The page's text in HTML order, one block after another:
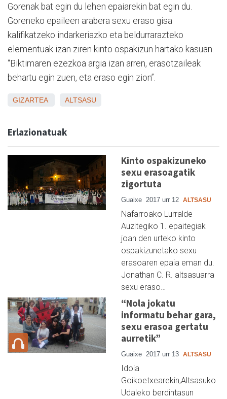
Gorenak bat egin du lehen epaiarekin bat egin du.
Goreneko epaileen arabera sexu eraso gisa
kalifikatzeko indarkeriazko eta beldurrarazteko
elementuak izan ziren kinto ospakizun hartako kasuan.
“Biktimaren ezezkoa argia izan arren, erasotzaileak
behartu egin zuen, eta eraso egin zion”.
GIZARTEA ALTSASU
Erlazionatuak
Kinto ospakizuneko
sexu erasoagatik
zigortuta
Guaixe 2017 urr 12 ALTSASU
Nafarroako Lurralde
Auzitegiko 1. epaitegiak
joan den urteko kinto
ospakizunetako sexu
erasoaren epaia eman du.
Jonathan C. R. altsasuarra
sexu eraso…
“Nola jokatu
informatu behar gara,
sexu erasoa gertatu
aurretik”
Guaixe 2017 urr 13 ALTSASU
Idoia
Goikoetxearekin,Altsasuko
Udaleko berdintasun